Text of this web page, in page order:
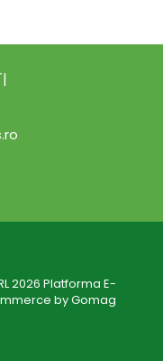
2026 Platforma E-
by Gomag